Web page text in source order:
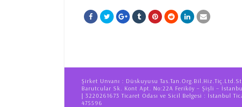
Şirket Unvanı : Düskuyusu
Barutcular Sk. Kont Apt. No:22A Feriköy – Şişli –
| 3220261673 Ticaret Odası ve Sicil Belgesi : İstanbul
475596